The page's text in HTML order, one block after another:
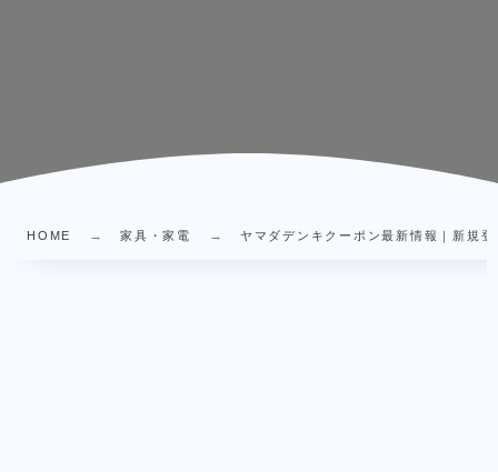
HOME 家具・家電 ヤマダデンキクーポン最新情報｜新規